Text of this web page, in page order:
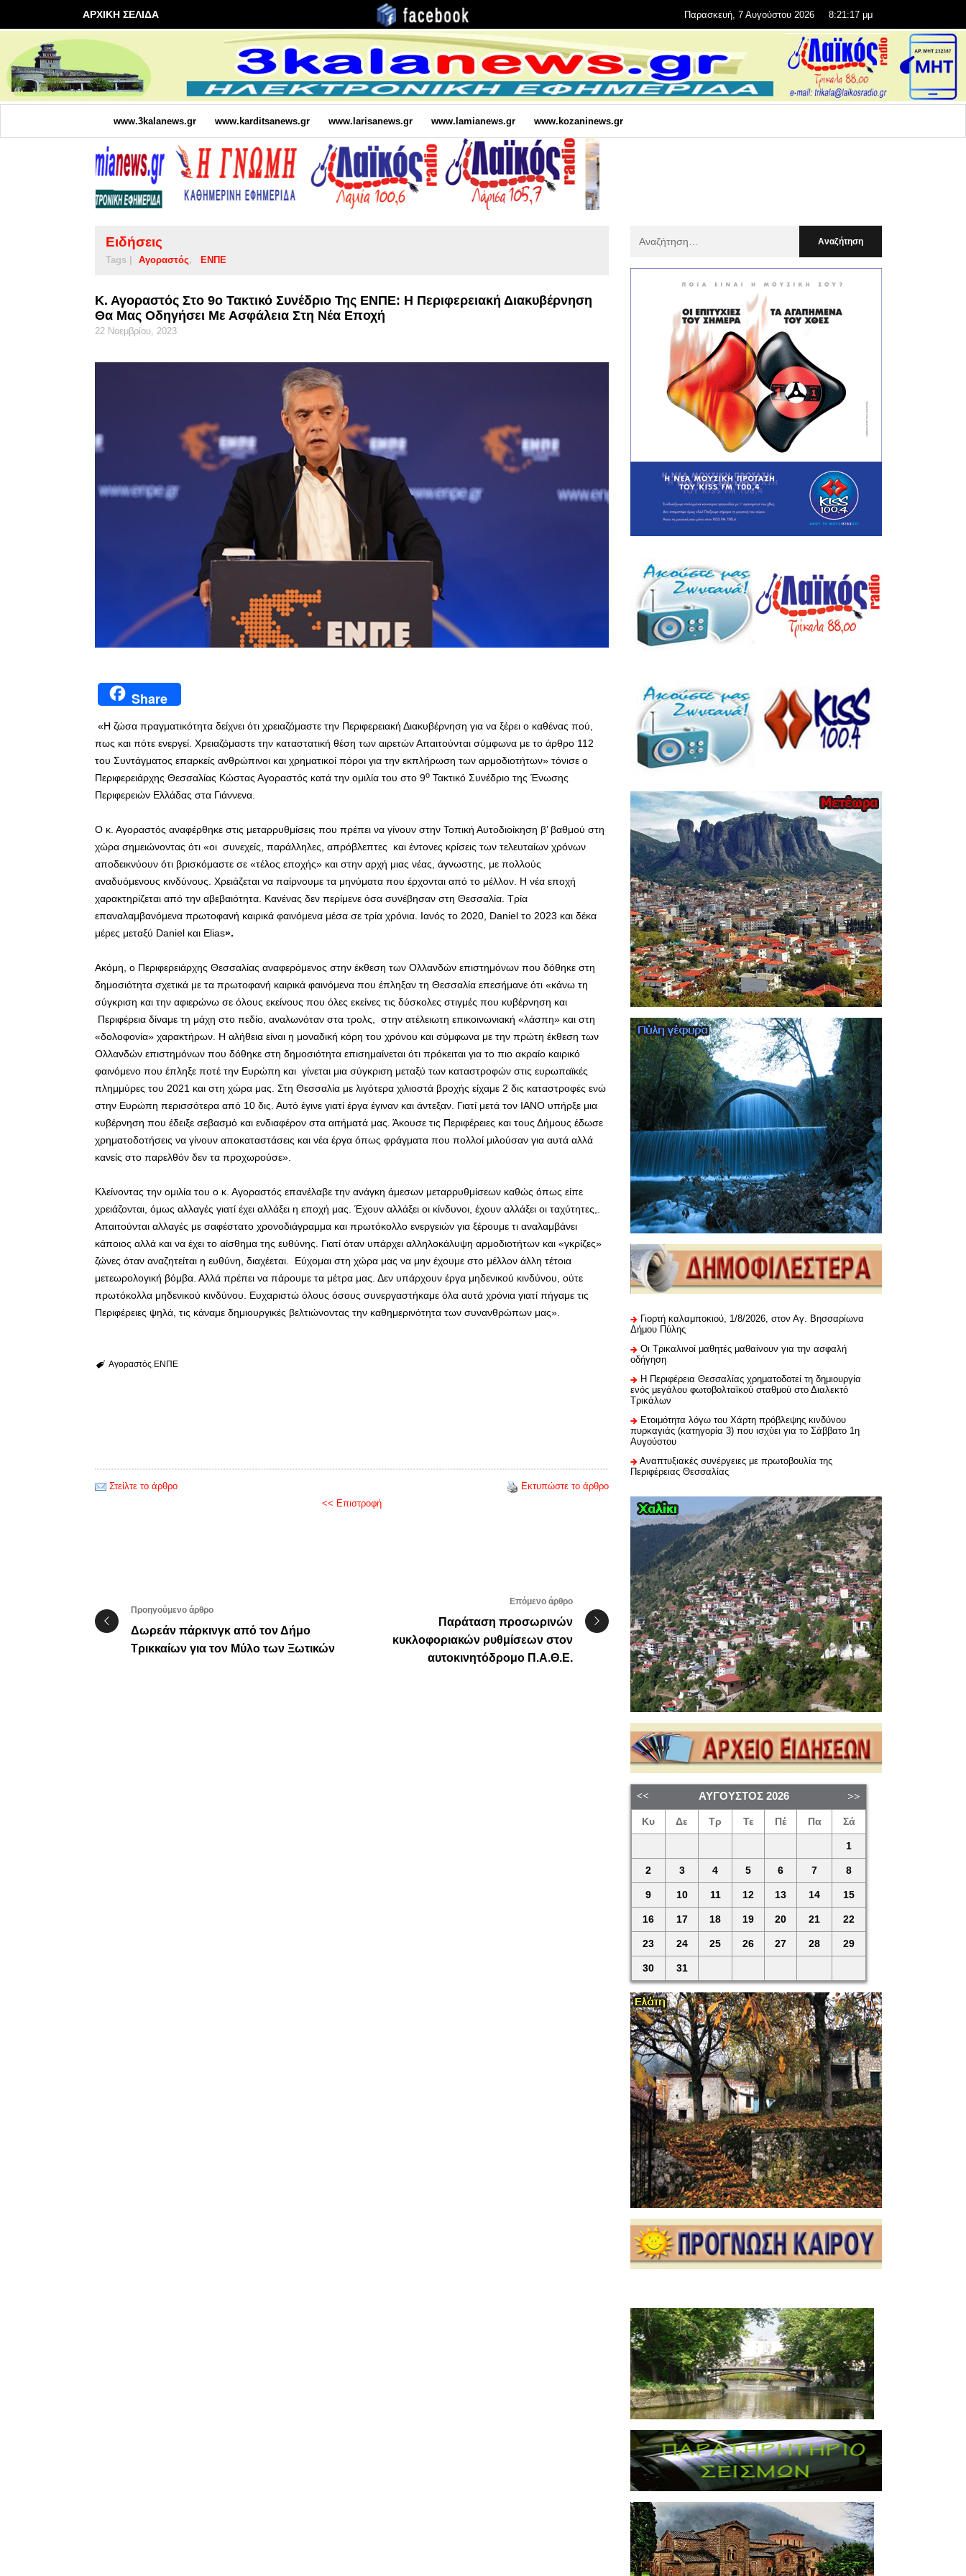
ΑΡΧΙΚΗ ΣΕΛΙΔΑ Παρασκευή, 7 Αυγούστου 2026 8:21:18 μμ
www.3kalanews.gr www.karditsanews.gr www.larisanews.gr www.lamianews.gr www.kozaninews.gr
Ειδήσεις
Tags | Αγοραστός ΕΝΠΕ
Κ. Αγοραστός Στο 9ο Τακτικό Συνέδριο Της ΕΝΠΕ: Η Περιφερειακή Διακυβέρνηση
Θα Μας Οδηγήσει Με Ασφάλεια Στη Νέα Εποχή
22 Νοεμβρίου, 2023
Share
«Η ζώσα πραγματικότητα δείχνει ότι χρειαζόμαστε την Περιφερειακή Διακυβέρνηση για να ξέρει ο καθένας πού,
πως και πότε ενεργεί. Χρειαζόμαστε την καταστατική θέση των αιρετών Απαιτούνται σύμφωνα με το άρθρο 112
του Συντάγματος επαρκείς ανθρώπινοι και χρηματικοί πόροι για την εκπλήρωση των αρμοδιοτήτων» τόνισε ο
Περιφερειάρχης Θεσσαλίας Κώστας Αγοραστός κατά την ομιλία του στο 9ο Τακτικό Συνέδριο της Ένωσης
Περιφερειών Ελλάδας στα Γιάννενα.
Ο κ. Αγοραστός αναφέρθηκε στις μεταρρυθμίσεις που πρέπει να γίνουν στην Τοπική Αυτοδιοίκηση β’ βαθμού στη
χώρα σημειώνοντας ότι «οι συνεχείς, παράλληλες, απρόβλεπτες και έντονες κρίσεις των τελευταίων χρόνων
αποδεικνύουν ότι βρισκόμαστε σε «τέλος εποχής» και στην αρχή μιας νέας, άγνωστης, με πολλούς
αναδυόμενους κινδύνους. Χρειάζεται να παίρνουμε τα μηνύματα που έρχονται από το μέλλον. Η νέα εποχή
χαρακτηρίζεται από την αβεβαιότητα. Κανένας δεν περίμενε όσα συνέβησαν στη Θεσσαλία. Τρία
επαναλαμβανόμενα πρωτοφανή καιρικά φαινόμενα μέσα σε τρία χρόνια. Ιανός το 2020, Daniel το 2023 και δέκα
μέρες μεταξύ Daniel και Elias».
Ακόμη, ο Περιφερειάρχης Θεσσαλίας αναφερόμενος στην έκθεση των Ολλανδών επιστημόνων που δόθηκε στη
δημοσιότητα σχετικά με τα πρωτοφανή καιρικά φαινόμενα που έπληξαν τη Θεσσαλία επεσήμανε ότι «κάνω τη
σύγκριση και την αφιερώνω σε όλους εκείνους που όλες εκείνες τις δύσκολες στιγμές που κυβέρνηση και
Περιφέρεια δίναμε τη μάχη στο πεδίο, αναλωνόταν στα τρολς, στην ατέλειωτη επικοινωνιακή «λάσπη» και στη
«δολοφονία» χαρακτήρων. Η αλήθεια είναι η μοναδική κόρη του χρόνου και σύμφωνα με την πρώτη έκθεση των
Ολλανδών επιστημόνων που δόθηκε στη δημοσιότητα επισημαίνεται ότι πρόκειται για το πιο ακραίο καιρικό
φαινόμενο που έπληξε ποτέ την Ευρώπη και γίνεται μια σύγκριση μεταξύ των καταστροφών στις ευρωπαϊκές
πλημμύρες του 2021 και στη χώρα μας. Στη Θεσσαλία με λιγότερα χιλιοστά βροχής είχαμε 2 δις καταστροφές ενώ
στην Ευρώπη περισσότερα από 10 δις. Αυτό έγινε γιατί έργα έγιναν και άντεξαν. Γιατί μετά τον ΙΑΝΟ υπήρξε μια
κυβέρνηση που έδειξε σεβασμό και ενδιαφέρον στα αιτήματά μας. Άκουσε τις Περιφέρειες και τους Δήμους έδωσε
χρηματοδοτήσεις να γίνουν αποκαταστάσεις και νέα έργα όπως φράγματα που πολλοί μιλούσαν για αυτά αλλά
κανείς στο παρελθόν δεν τα προχωρούσε».
Κλείνοντας την ομιλία του ο κ. Αγοραστός επανέλαβε την ανάγκη άμεσων μεταρρυθμίσεων καθώς όπως είπε
χρειάζονται, όμως αλλαγές γιατί έχει αλλάξει η εποχή μας. Έχουν αλλάξει οι κίνδυνοι, έχουν αλλάξει οι ταχύτητες,.
Απαιτούνται αλλαγές με σαφέστατο χρονοδιάγραμμα και πρωτόκολλο ενεργειών για ξέρουμε τι αναλαμβάνει
κάποιος αλλά και να έχει το αίσθημα της ευθύνης. Γιατί όταν υπάρχει αλληλοκάλυψη αρμοδιοτήτων και «γκρίζες»
ζώνες όταν αναζητείται η ευθύνη, διαχέεται. Εύχομαι στη χώρα μας να μην έχουμε στο μέλλον άλλη τέτοια
μετεωρολογική βόμβα. Αλλά πρέπει να πάρουμε τα μέτρα μας. Δεν υπάρχουν έργα μηδενικού κινδύνου, ούτε
πρωτόκολλα μηδενικού κινδύνου. Ευχαριστώ όλους όσους συνεργαστήκαμε όλα αυτά χρόνια γιατί πήγαμε τις
Περιφέρειες ψηλά, τις κάναμε δημιουργικές βελτιώνοντας την καθημερινότητα των συνανθρώπων μας».
Αγοραστός ΕΝΠΕ
Στείλτε το άρθρο
Εκτυπώστε το άρθρο
<< Επιστροφή
Προηγούμενο άρθρο
Δωρεάν πάρκινγκ από τον Δήμο
Τρικκαίων για τον Μύλο των Ξωτικών
Επόμενο άρθρο
Παράταση προσωρινών
κυκλοφοριακών ρυθμίσεων στον
αυτοκινητόδρομο Π.Α.Θ.Ε.
:
Γιορτή καλαμποκιού, 1/8/2026, στον Αγ. Βησσαρίωνα
Δήμου Πύλης
Οι Τρικαλινοί μαθητές μαθαίνουν για την ασφαλή
οδήγηση
H Περιφέρεια Θεσσαλίας χρηματοδοτεί τη δημιουργία
ενός μεγάλου φωτοβολταϊκού σταθμού στο Διαλεκτό
Τρικάλων
Ετοιμότητα λόγω του Χάρτη πρόβλεψης κινδύνου
πυρκαγιάς (κατηγορία 3) που ισχύει για το Σάββατο 1η
Αυγούστου
Αναπτυξιακές συνέργειες με πρωτοβουλία της
Περιφέρειας Θεσσαλίας
ΑΎΓΟΥΣΤΟΣ 2026
Κυ Δε Τρ Τε Πέ Πα Σά
1
2 3 4 5 6 7 8
9 10 11 12 13 14 15
16 17 18 19 20 21 22
23 24 25 26 27 28 29
30 31